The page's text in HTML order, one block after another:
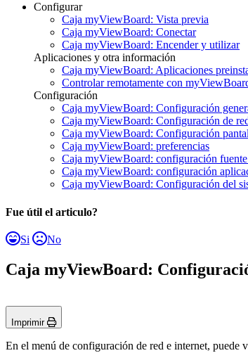
Configurar
Caja myViewBoard: Vista previa
Caja myViewBoard: Conectar
Caja myViewBoard: Encender y utilizar
Aplicaciones y otra información
Caja myViewBoard: Aplicaciones
Controlar remotamente con
Configuración
Caja myViewBoard: Configuración
Caja myViewBoard: Configuración de
Caja myViewBoard: Configuración
Caja myViewBoard: preferencias
Caja myViewBoard: configuración fuente
Caja myViewBoard: configuración
Caja myViewBoard: Configuración del
Fue útil el articulo?
Si No
Caja myViewBoard:
Imprimir
En el menú de configuración de red e internet,